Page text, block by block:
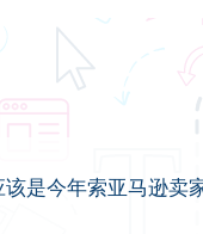
是今年索亚马逊卖